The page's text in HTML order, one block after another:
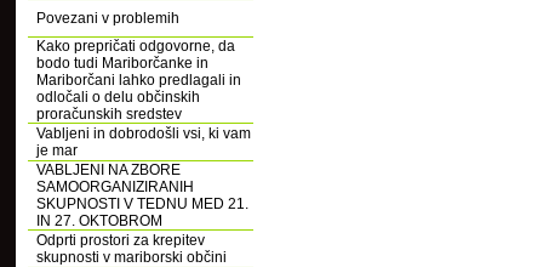
Povezani v problemih
Kako prepričati odgovorne, da
bodo tudi Mariborčanke in
Mariborčani lahko predlagali in
odločali o delu občinskih
proračunskih sredstev
Vabljeni in dobrodošli vsi, ki vam
je mar
VABLJENI NA ZBORE
SAMOORGANIZIRANIH
SKUPNOSTI V TEDNU MED 21.
IN 27. OKTOBROM
Odprti prostori za krepitev
skupnosti v mariborski občini